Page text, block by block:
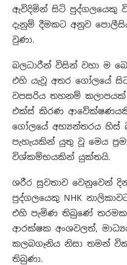
ඇවිදිමින් සිටි පුද්ගලයෙකු
දැනුම් දීමකට අනුව
වුණා.
බලධාරීන් විසින් වහා ම
එහි යැවූ අතර ගෝලයේ
වපසරිය තහනම්
එක්ස් කිරණ
ගෝලයේ අභ්‍යන්තරය හිස්
පැහැයකින් යුතු වූ මෙය
විශ්කම්භයකින් යුක්තයි.
ශරීර සුවතාව වෙනුවෙන්
පුද්ගලයෙකු NHK
එහි පැමිණ තිබුණේ
ආරක්ෂක අංශවලත්,
කලබගෑනිය නිසා තමන්
තිබුණා.